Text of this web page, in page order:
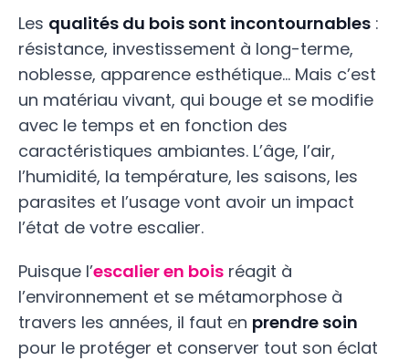
Les qualités du bois sont incontournables :
résistance, investissement à long-terme,
noblesse, apparence esthétique… Mais c’est
un matériau vivant, qui bouge et se modifie
avec le temps et en fonction des
caractéristiques ambiantes. L’âge, l’air,
l’humidité, la température, les saisons, les
parasites et l’usage vont avoir un impact
l’état de votre escalier.
Puisque l’escalier en bois réagit à
l’environnement et se métamorphose à
travers les années, il faut en prendre soin
pour le protéger et conserver tout son éclat